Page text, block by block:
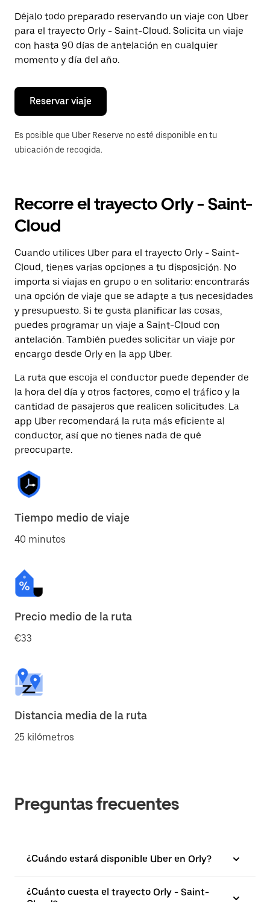
fecha.
Pulsa
el
botón
de
escape
cerrar
calendario.
Déjalo todo preparado reservando un viaje con Uber
para el trayecto Orly - Saint-Cloud. Solicita un viaje
con hasta 90 días de antelación en cualquier
momento y día del año.
Reservar viaje
Es posible que Uber Reserve no esté disponible en tu
ubicación de recogida.
Recorre el trayecto Orly - Saint-
Cloud
Cuando utilices Uber para el trayecto Orly - Saint-
Cloud, tienes varias opciones a tu disposición. No
importa si viajas en grupo o en solitario: encontrarás
una opción de viaje que se adapte a tus necesidades
y presupuesto. Si te gusta planificar las cosas,
puedes programar un viaje a Saint-Cloud con
antelación. También puedes solicitar un viaje por
encargo desde Orly en la app Uber.
La ruta que escoja el conductor puede depender de
la hora del día y otros factores, como el tráfico y la
cantidad de pasajeros que realicen solicitudes. La
app Uber recomendará la ruta más eficiente al
conductor, así que no tienes nada de qué
preocuparte.
Tiempo medio de viaje
40 minutos
Precio medio de la ruta
€33
Distancia media de la ruta
25 kilómetros
Preguntas frecuentes
¿Cuándo estará disponible Uber en Orly?
¿Cuánto cuesta el trayecto Orly - Saint-